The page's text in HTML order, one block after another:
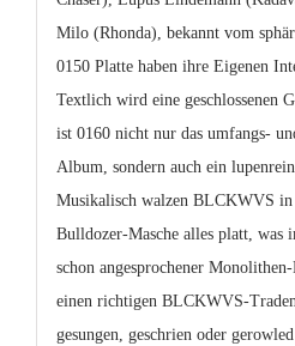
Milo (Rhonda), bekannt vom
0150 Platte haben ihre Eigenen
Textlich wird eine geschlossenen
ist 0160 nicht nur das umfangs-
Album, sondern auch ein
Musikalisch walzen BLCKWVS
Bulldozer-Masche alles platt, was
schon angesprochener
einen richtigen BLCKWVS-
gesungen, geschrien oder